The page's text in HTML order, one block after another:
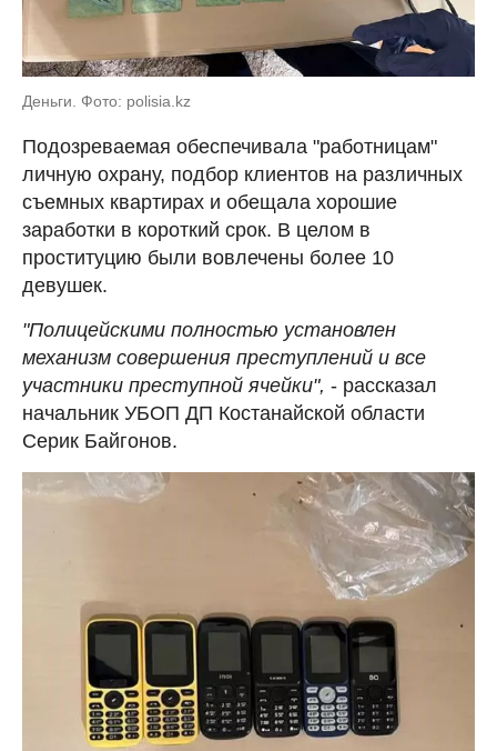
Деньги. Фото: polisia.kz
Подозреваемая обеспечивала "работницам"
личную охрану, подбор клиентов на различных
съемных квартирах и обещала хорошие
заработки в короткий срок. В целом в
проституцию были вовлечены более 10
девушек.
"Полицейскими полностью установлен
механизм совершения преступлений и все
участники преступной ячейки", - рассказал
начальник УБОП ДП Костанайской области
Серик Байгонов.